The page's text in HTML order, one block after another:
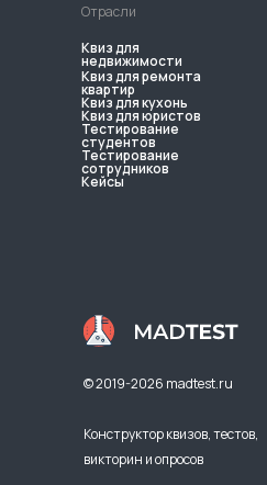
© 2019-2026 madtest.ru
Конструктор квизов, тестов,
викторин и опросов
Отрасли
Квиз для
недвижимости
Квиз для ремонта
квартир
Квиз для кухонь
Квиз для юристов
Тестирование
студентов
Тестирование
сотрудников
Кейсы